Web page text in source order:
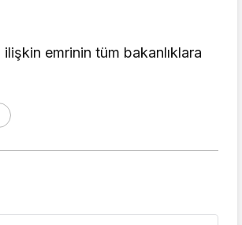
emrinin tüm bakanlıklara